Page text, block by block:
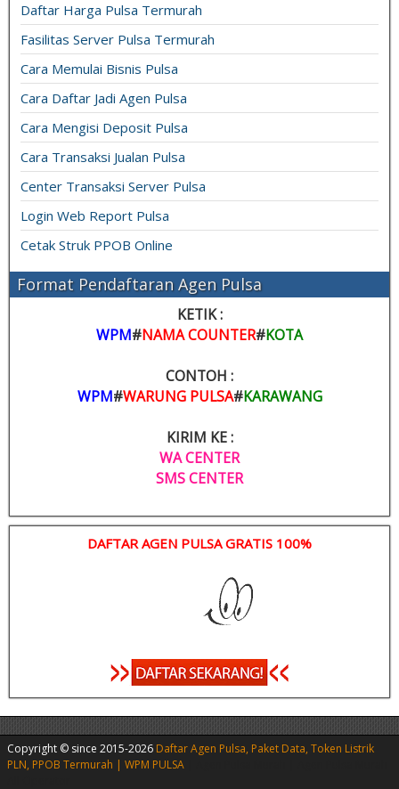
Daftar Harga Pulsa Termurah
Fasilitas Server Pulsa Termurah
Cara Memulai Bisnis Pulsa
Cara Daftar Jadi Agen Pulsa
Cara Mengisi Deposit Pulsa
Cara Transaksi Jualan Pulsa
Center Transaksi Server Pulsa
Login Web Report Pulsa
Cetak Struk PPOB Online
Format Pendaftaran Agen Pulsa
KETIK :
WPM#NAMA COUNTER#KOTA
CONTOH :
WPM#WARUNG PULSA#KARAWANG
KIRIM KE :
WA CENTER
SMS CENTER
DAFTAR AGEN PULSA GRATIS 100%
Copyright © since 2015-2026 Daftar Agen Pulsa, Paket Data, Token Listrik
PLN, PPOB Termurah | WPM PULSA